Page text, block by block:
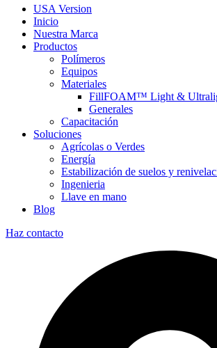
USA Version
Inicio
Nuestra Marca
Productos
Polímeros
Equipos
Materiales
FillFOAM™ Light &
Generales
Capacitación
Soluciones
Agrícolas o Verdes
Energía
Estabilización de suelos y
Ingenieria
Llave en mano
Blog
Haz contacto